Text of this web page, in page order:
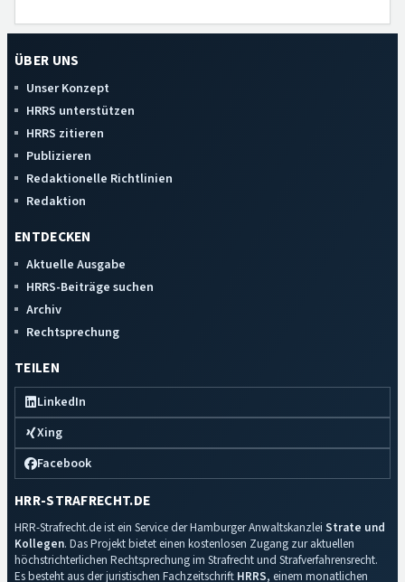
ÜBER UNS
Unser Konzept
HRRS unterstützen
HRRS zitieren
Publizieren
Redaktionelle Richtlinien
Redaktion
ENTDECKEN
Aktuelle Ausgabe
HRRS-Beiträge suchen
Archiv
Rechtsprechung
TEILEN
LinkedIn
Xing
Facebook
HRR-STRAFRECHT.DE
HRR-Strafrecht.de ist ein Service der Hamburger Anwaltskanzlei Strate und
Kollegen. Das Projekt bietet einen kostenlosen Zugang zur aktuellen
höchstrichterlichen Rechtsprechung im Strafrecht und Strafverfahrensrecht.
Es besteht aus der juristischen Fachzeitschrift HRRS, einem monatlichen